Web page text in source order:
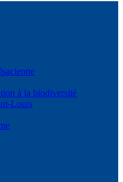
à la biodiversité
Louis